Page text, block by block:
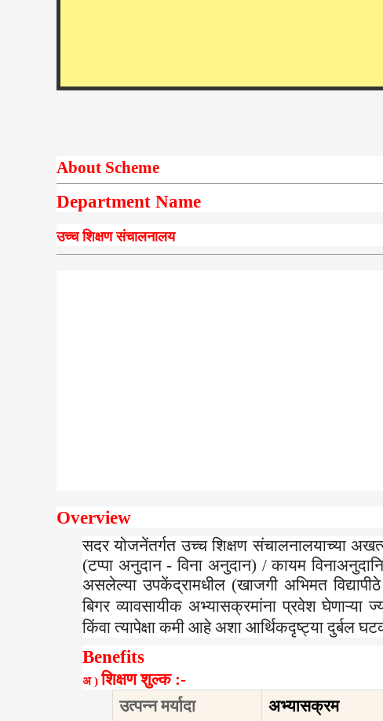
About Scheme
Department Name
उच्च शिक्षण संचालनालय
Overview
सदर योजनेंतर्गत उच्च शिक्षण संचालनालयाच्या
(टप्पा अनुदान - विना अनुदान) / कायम
असलेल्या उपकेंद्रामधील (खाजगी अभिमत
बिगर व्यावसायीक अभ्यासक्रमांना प्रवेश घेणाऱ्या
किंवा त्यापेक्षा कमी आहे अशा आर्थिकदृष्ट्या दुर्बल
Benefits
अ )शिक्षण शुल्क :-
उत्पन्न मर्यादा
अभ्यासक्रम